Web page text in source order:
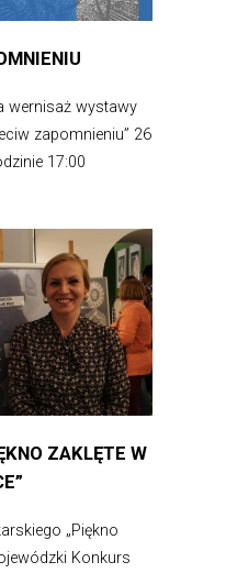
wernisaż wystawy
zapomnieniu” 26
17:00
ZAKLĘTE W
„Piękno
Konkurs